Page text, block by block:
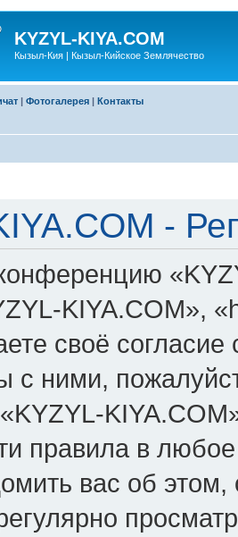
KYZYL-KIYA.COM
Кызыл-Кия | Кызыл-Кийское Землячество
| Фотогалерея | Контакты
-
KIYA.COM»,
своё
с ними,
правила в
вас об